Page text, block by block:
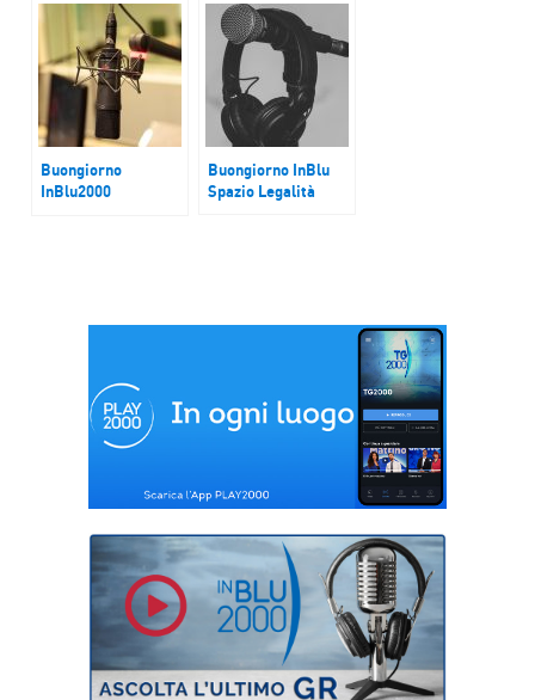
Buongiorno
InBlu2000
Buongiorno InBlu
Spazio Legalità